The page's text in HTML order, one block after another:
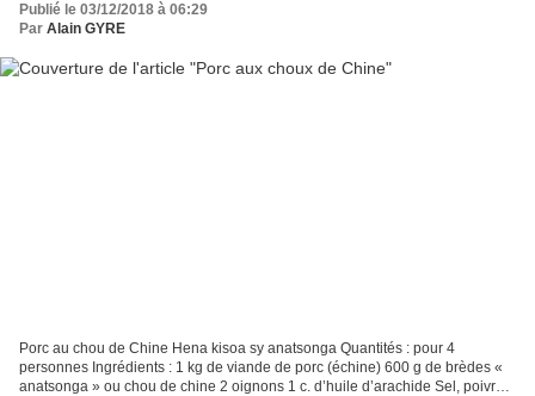
Publié le 03/12/2018 à 06:29
Par Alain GYRE
Porc au chou de Chine Hena kisoa sy anatsonga Quantités : pour 4
personnes Ingrédients : 1 kg de viande de porc (échine) 600 g de brèdes «
anatsonga » ou chou de chine 2 oignons 1 c. d’huile d’arachide Sel, poivre